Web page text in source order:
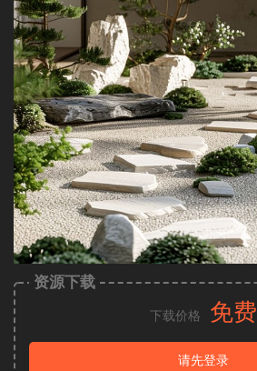
资源下载
下载价格 免费
请先登录